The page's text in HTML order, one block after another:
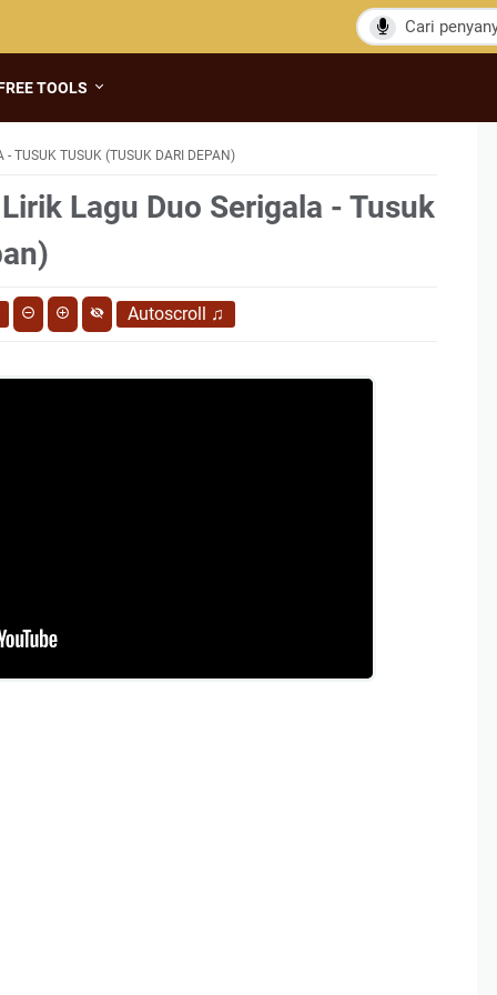
TOOLS
- TUSUK TUSUK (TUSUK DARI DEPAN)
Lagu Duo Serigala - Tusuk
Autoscroll ♫